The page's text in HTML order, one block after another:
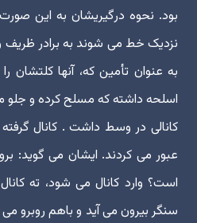
بود. نحوه درگیریشان به این
نزدیک خط می شوند به برادر ظریف
به عنوان تأمین که، آنها
اسلحه داشته که مسلح کرده و جلو
کانالی در وسط داشت . کانال گرفته
عبور می کردند. ایشان می گوید:
است؟ وارد کانال می شود، ته
سنگر بیرون می آید و باهم روبرو